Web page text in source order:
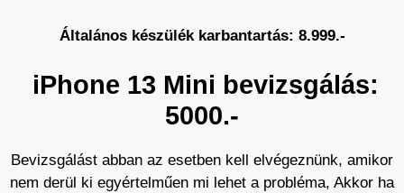
Általános készülék karbantartás: 8.999.-
iPhone 13 Mini bevizsgálás:
5000.-
Bevizsgálást abban az esetben kell elvégeznünk, amikor
nem derül ki egyértelműen mi lehet a probléma, Akkor ha